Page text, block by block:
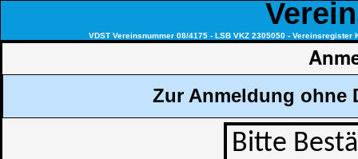
VDST Vereinsnummer 08/4175 - LSB VKZ 2305050 -
Zur Anmeldung ohne
Bitte